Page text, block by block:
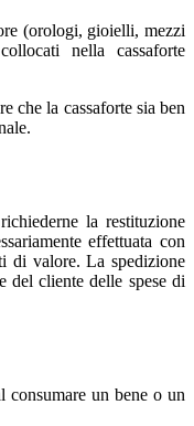
(orologi, gioielli, mezzi
nella cassaforte
che la cassaforte sia ben
la restituzione
effettuata con
di valore. La spedizione
del cliente delle spese di
consumare un bene o un